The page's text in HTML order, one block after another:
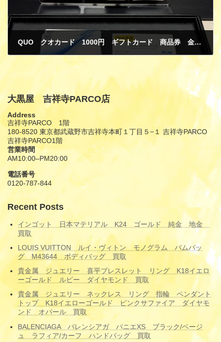
QUO クオカード 1000円 ギフトカード 商品券 金券 買取
大黒屋 吉祥寺PARCO店
Address
吉祥寺PARCO 1階
180-8520 東京都武蔵野市吉祥寺本町１丁目５−１ 吉祥寺PARCO
吉祥寺PARCO1階
営業時間
AM10:00–PM20:00
電話番号
0120-787-844
Recent Posts
インゴット 日本マテリアル K24 ゴールド 純金 地金
買取
LOUIS VUITTON ルイ・ヴィトン モノグラム バムバッ
グ M43644 ボディバッグ 買取
貴金属 ジュエリー 喜平ブレスレット リング K18イエロ
ーゴールド ルビー ダイヤモンド 買取
貴金属 ジュエリー ネックレス リング 指輪 ペンダント
トップ K18イエローゴールド ピンクサファイア ダイヤモ
ンド オパール 買取
BALENCIAGA バレンシアガ パニエXS ブラック/ベージ
ュ ラフィア/カーフ ハンドバッグ 買取